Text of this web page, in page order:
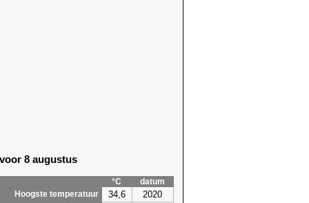
8 augustus
°C
datum
Hoogste temperatuur
34,6 2020